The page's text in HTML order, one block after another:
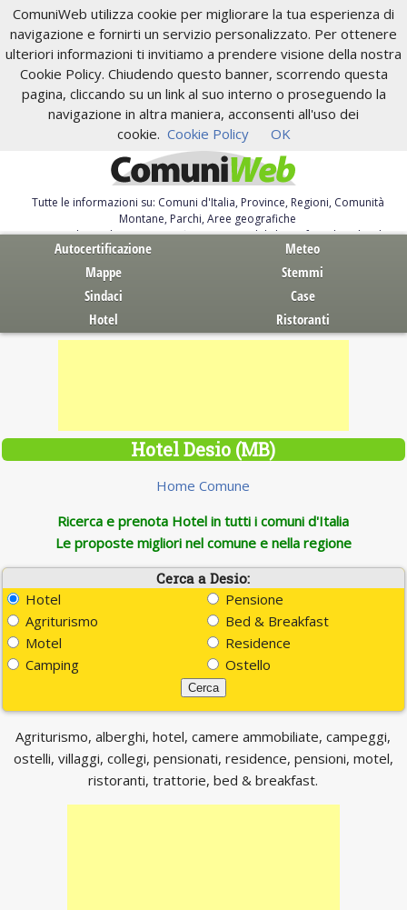
ComuniWeb utilizza cookie per migliorare la tua esperienza di
navigazione e fornirti un servizio personalizzato. Per ottenere
ulteriori informazioni ti invitiamo a prendere visione della nostra
Cookie Policy. Chiudendo questo banner, scorrendo questa
pagina, cliccando su un link al suo interno o proseguendo la
navigazione in altra maniera, acconsenti all'uso dei
cookie. Cookie Policy OK
Tutte le informazioni su: Comuni d'Italia, Province, Regioni, Comunità
Montane, Parchi, Aree geografiche
Servizi al Cittadino. Autocertificazione, moduli, leggi, free download
Autocertificazione
Meteo
Mappe
Stemmi
Sindaci
Case
Hotel
Ristoranti
Hotel Desio (MB)
Home Comune
Ricerca e prenota Hotel in tutti i comuni d'Italia
Le proposte migliori nel comune e nella regione
Cerca a Desio:
Hotel
Pensione
Agriturismo
Bed & Breakfast
Motel
Residence
Camping
Ostello
Agriturismo, alberghi, hotel, camere ammobiliate, campeggi,
ostelli, villaggi, collegi, pensionati, residence, pensioni, motel,
ristoranti, trattorie, bed & breakfast.